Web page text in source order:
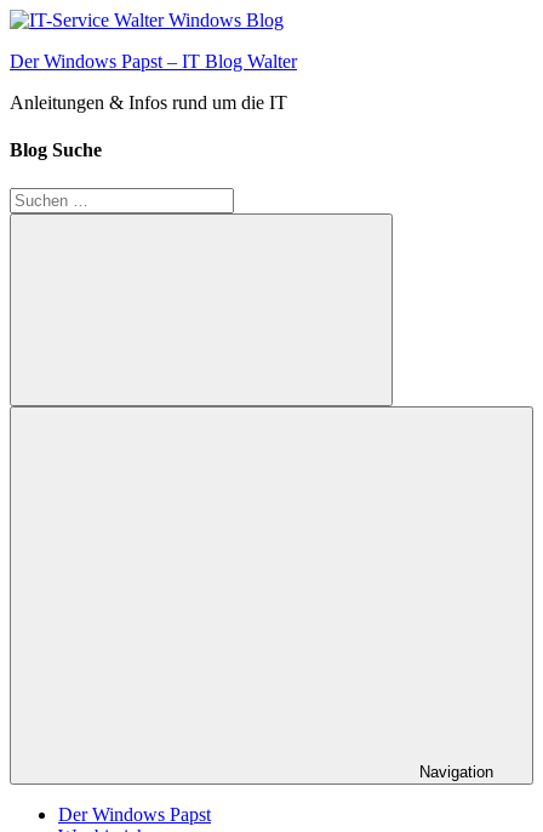
Zum
springen
Der Windows Papst – IT Blog Walter
Anleitungen & Infos rund um die IT
Blog Suche
Suchen
nach:
Suchen
Navigation
Der Windows Papst